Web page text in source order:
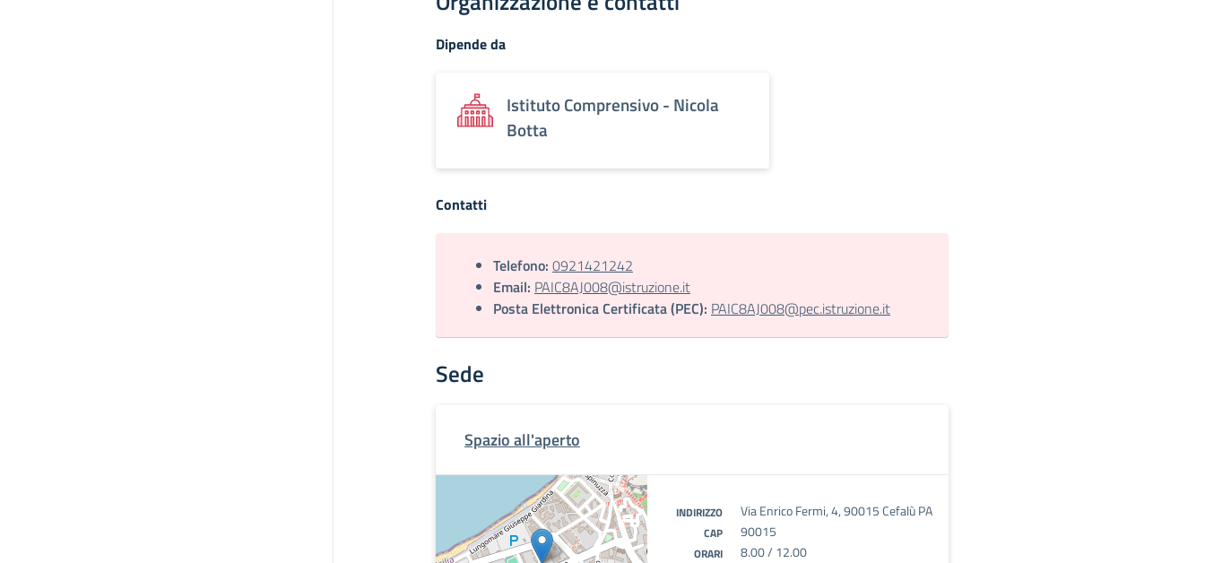
Dipende da
Istituto Comprensivo - Nicola
Botta
Contatti
Telefono: 0921421242
Email: PAIC8AJ008@istruzione.it
Posta Elettronica Certificata (PEC): PAIC8AJ008@pec.istruzione.it
Sede
Spazio all'aperto
INDIRIZZO Via Enrico Fermi, 4, 90015 Cefalù PA
CAP 90015
ORARI 8.00 / 12.00